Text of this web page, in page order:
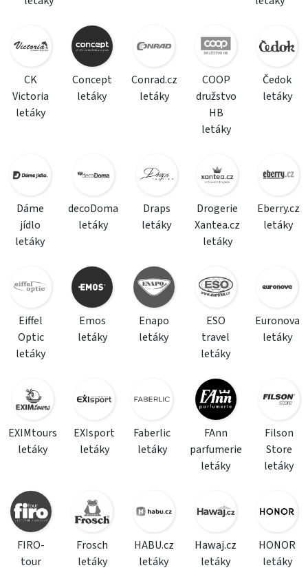
CK
Victoria
letáky
Concept
letáky
Conrad.cz
letáky
COOP
družstvo
HB
letáky
Čedok
letáky
Dáme
jídlo
letáky
decoDoma
letáky
Draps
letáky
Drogerie
Xantea.cz
letáky
Eberry.cz
letáky
Eiffel
Optic
letáky
Emos
letáky
Enapo
letáky
ESO
travel
letáky
Euronova
letáky
EXIMtours
letáky
EXIsport
letáky
Faberlic
letáky
FAnn
parfumerie
letáky
Filson
Store
letáky
FIRO-
tour
Frosch
letáky
HABU.cz
letáky
Hawaj.cz
letáky
HONOR
letáky